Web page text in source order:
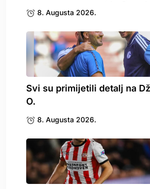
8. Augusta 2026.
Svi su primijetili detalj na
O.
8. Augusta 2026.